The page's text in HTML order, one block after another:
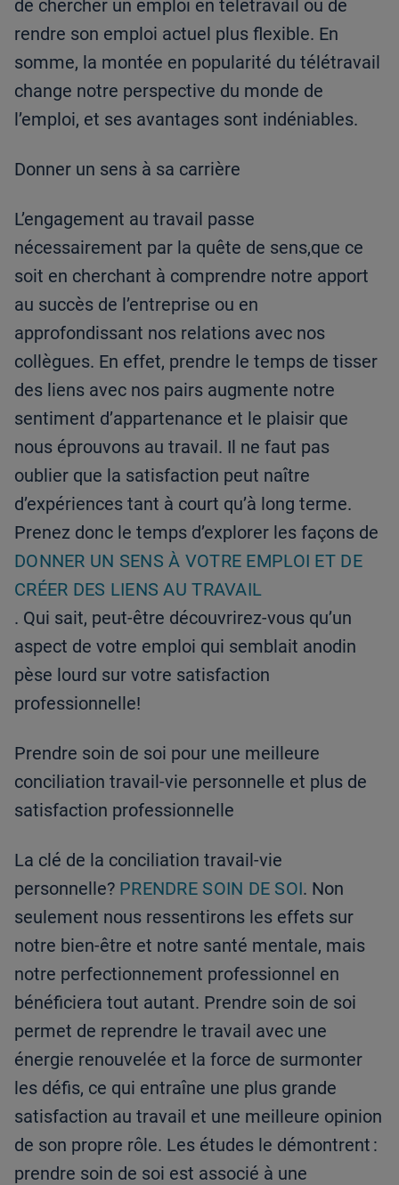
de chercher un emploi en télétravail ou de
rendre son emploi actuel plus flexible. En
somme, la montée en popularité du télétravail
change notre perspective du monde de
l’emploi, et ses avantages sont indéniables.
Donner un sens à sa carrière
L’engagement au travail passe
nécessairement par la quête de sens,que ce
soit en cherchant à comprendre notre apport
au succès de l’entreprise ou en
approfondissant nos relations avec nos
collègues. En effet, prendre le temps de tisser
des liens avec nos pairs augmente notre
sentiment d’appartenance et le plaisir que
nous éprouvons au travail. Il ne faut pas
oublier que la satisfaction peut naître
d’expériences tant à court qu’à long terme.
Prenez donc le temps d’explorer les façons de
DONNER UN SENS À VOTRE EMPLOI ET DE
CRÉER DES LIENS AU TRAVAIL
. Qui sait, peut-être découvrirez-vous qu’un
aspect de votre emploi qui semblait anodin
pèse lourd sur votre satisfaction
professionnelle!
Prendre soin de soi pour une meilleure
conciliation travail-vie personnelle et plus de
satisfaction professionnelle
La clé de la conciliation travail-vie
personnelle? PRENDRE SOIN DE SOI. Non
seulement nous ressentirons les effets sur
notre bien-être et notre santé mentale, mais
notre perfectionnement professionnel en
bénéficiera tout autant. Prendre soin de soi
permet de reprendre le travail avec une
énergie renouvelée et la force de surmonter
les défis, ce qui entraîne une plus grande
satisfaction au travail et une meilleure opinion
de son propre rôle. Les études le démontrent :
prendre soin de soi est associé à une